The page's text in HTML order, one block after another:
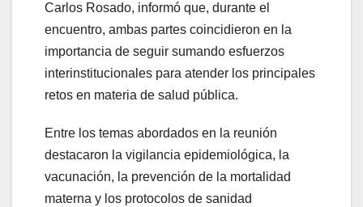
Carlos Rosado, informó que, durante el
encuentro, ambas partes coincidieron en la
importancia de seguir sumando esfuerzos
interinstitucionales para atender los principales
retos en materia de salud pública.
Entre los temas abordados en la reunión
destacaron la vigilancia epidemiológica, la
vacunación, la prevención de la mortalidad
materna y los protocolos de sanidad